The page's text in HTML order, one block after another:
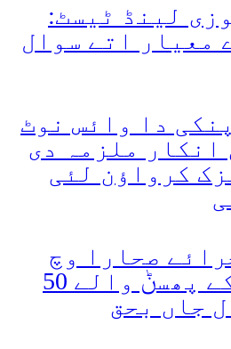
لینڈ ٹیسٹ:
معیار اتے سوال
دا وائس نوٹ
انکار ملزمہ دی
کرواؤن لئی
صحارا وچ
گڈی خراب ہو کے پھسݨ والے 50
جاں بحق